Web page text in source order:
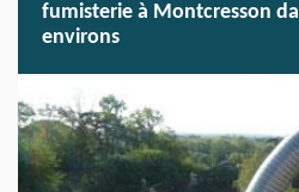
fumisterie à Montcresson
environs